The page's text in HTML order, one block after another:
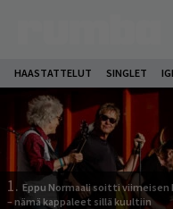
HAASTATTELUT SINGLET
1. Eppu Normaali soitti viimeisen
– nämä kappaleet sillä kuultiin